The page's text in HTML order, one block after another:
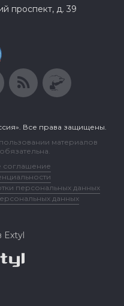
проспект, д. 39
Все права защищены.
материалов
соглашение
персональных данных
данных
Extyl